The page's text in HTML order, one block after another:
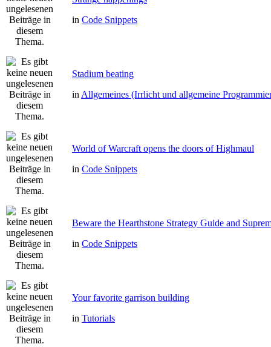
in Code Snippets
Stadium beating
in Allgemeines (Irrlicht und allgemeine
World of Warcraft opens the doors of Highmaul
in Code Snippets
Beware the Hearthstone Strategy Guide and
in Code Snippets
Your favorite garrison building
in Tutorials